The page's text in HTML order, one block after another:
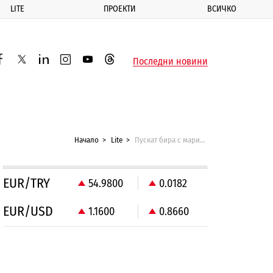
LITE ПРОЕКТИ ВСИЧКО
twitterlinkedininstagram
youtubethreadsПоследни новини
Начало Lite Пускат бира с марихуана на пазара
EUR/TRY 54.9800 0.0182
EUR/USD 1.1600 0.8660